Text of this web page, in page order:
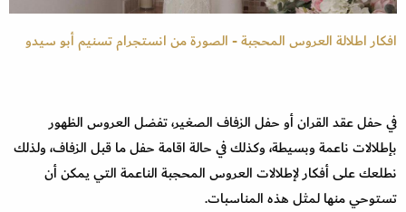
افكار اطلالة العروس المحجبة - الصورة من انستجرام تسنيم أبو سيدو
في حفل عقد القران أو حفل الزفاف الصغير، تفضل العروس الظهور
بإطلالات ناعمة وبسيطة، وكذلك في حالة اقامة حفل ما قبل الزفاف، ولذلك
نطلعك على أفكار لإطلالات العروس المحجبة الناعمة التي يمكن أن
تستوحي منها لمثل هذه المناسبات.